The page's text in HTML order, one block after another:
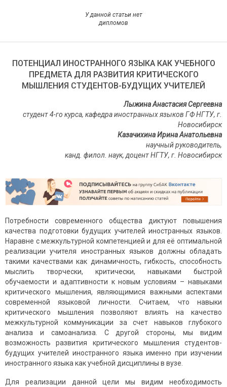
У данной статьи нет
дипломов
ПОТЕНЦИАЛ ИНОСТРАННОГО ЯЗЫКА КАК УЧЕБНОГО
ПРЕДМЕТА ДЛЯ РАЗВИТИЯ КРИТИЧЕСКОГО
МЫШЛЕНИЯ СТУДЕНТОВ-БУДУЩИХ УЧИТЕЛЕЙ
Лыжина Анастасия Сергеевна
студент 4-го курса, кафедра иностранных языков ГФ НГТУ, г.
Новосибирск
Казачихина Ирина Анатольевна
научный руководитель,
канд. филол. наук, доцент НГТУ, г. Новосибирск
Потребности современного общества диктуют повышения
качества подготовки будущих учителей иностранных языков.
Наравне с межкультурной компетенцией и для её оптимальной
реализации учителя иностранных языков должны обладать
такими качествами как динамичность, гибкость, способность
мыслить творчески, критически, навыками быстрой
обучаемости и адаптивности к новым условиям – навыками
критического мышления, являющимися важными аспектами
современной языковой личности. Считаем, что навыки
критического мышления позволяют влиять на качество
межкультурной коммуникации за счет навыков глубокого
анализа и самоанализа. С другой стороны, мы видим
возможность развития критического мышления студентов-
будущих учителей иностранного языка именно при изучении
иностранного языка как учебной дисциплины в вузе.
Для реализации данной цели мы видим необходимость